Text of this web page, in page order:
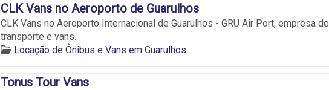
CLK Vans no Aeroporto de Guarulhos
CLK Vans no Aeroporto Internacional de Guarulhos - GRU Air Port, empresa de
transporte e vans.
Locação de Ônibus e Vans em Guarulhos
Tonus Tour Vans